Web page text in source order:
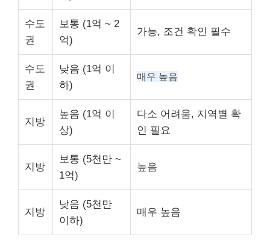
수도
권
보통 (1억 ~ 2
억)
가능, 조건 확인 필수
수도
권
낮음 (1억 이
하)
매우 높음
지방
높음 (1억 이
상)
다소 어려움, 지역별 확
인 필요
지방
보통 (5천만 ~
1억)
높음
지방
낮음 (5천만
이하)
매우 높음